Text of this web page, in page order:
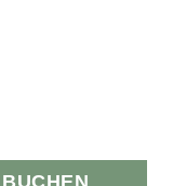
BUCHEN